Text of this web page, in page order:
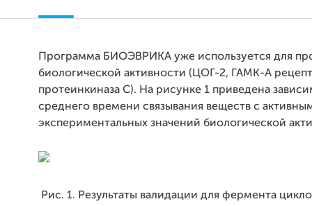
Программа БИОЭВРИКА уже используется для
биологической активности (ЦОГ-2, ГАМК-А
протеинкиназа C). На рисунке 1 приведена
среднего времени связывания веществ с
экспериментальных значений биологической
Рис. 1. Результаты валидации для фермента